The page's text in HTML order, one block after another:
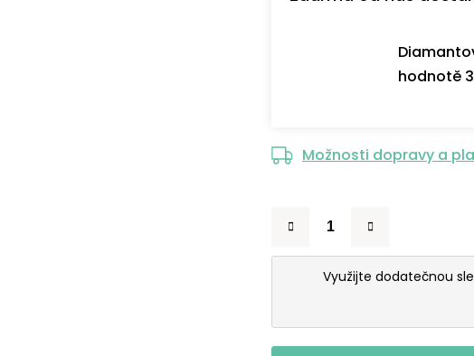
hodnotě
Možnosti dopravy a
Využijte dodatečnou